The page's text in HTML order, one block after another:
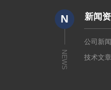
N
NEWS
新闻
公司新
技术文